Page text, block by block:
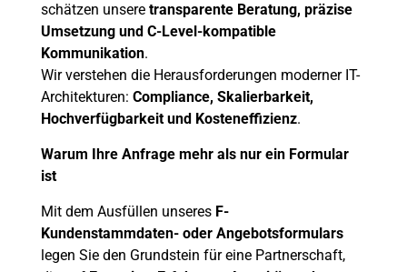
schätzen unsere transparente Beratung, präzise
Umsetzung und C-Level-kompatible
Kommunikation.
Wir verstehen die Herausforderungen moderner IT-
Architekturen: Compliance, Skalierbarkeit,
Hochverfügbarkeit und Kosteneffizienz.
Warum Ihre Anfrage mehr als nur ein Formular
ist
Mit dem Ausfüllen unseres F-
Kundenstammdaten- oder Angebotsformulars
legen Sie den Grundstein für eine Partnerschaft,